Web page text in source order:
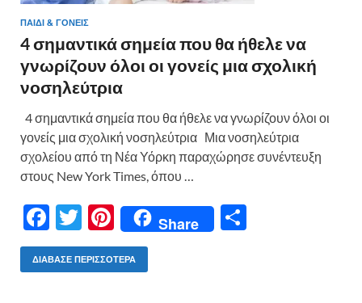
ΠΑΙΔΊ & ΓΟΝΕΊΣ
4 σημαντικά σημεία που θα ήθελε να
γνωρίζουν όλοι οι γονείς μια σχολική
νοσηλεύτρια
4 σημαντικά σημεία που θα ήθελε να γνωρίζουν όλοι οι
γονείς μια σχολική νοσηλεύτρια Μια νοσηλεύτρια
σχολείου από τη Νέα Υόρκη παραχώρησε συνέντευξη
στους New York Times, όπου …
F
ac
e
T
w
itt
Pi
nt
er
Share
ΔΙΆΒΑΣΕ ΠΕΡΙΣΣΌΤΕΡΑ